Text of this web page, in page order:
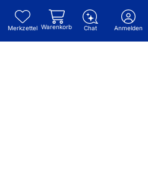
Merkzettel Warenkorb Chat Anmelden